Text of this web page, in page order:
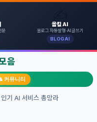
문
올킬 AI
블로그 자동발행·AI글쓰기
BLOGAI
음
커뮤니티
기 AI 서비스 총망라